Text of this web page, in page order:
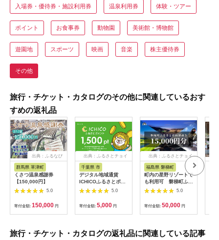
入場券・優待券・施設利用券 温泉利用券 体験・ツアー
ポイント お食事券 動物園 美術館・博物館
遊園地 スポーツ 映画 音楽 株主優待券
その他
旅行・チケット・カタログのその他に関連しているおす
すめの返礼品
出典：ふるなび
群馬県 草津町
くさつ温泉感謝券
【150,000円】
5.0
寄付金額: 150,000 円
出典：ふるさとチョイ
千葉県 市
デジタル地域通貨
ICHICOふるさとポイ
ント1,500pt
【12203-0284】
5.0
寄付金額: 5,000 円
出典：ふるさとチョイ
福島県 磐梯町
町内の星野リゾートで
も利用可 磐梯町ふる
さと応援感謝券
（15,000円分）
5.0
寄付金額: 50,000 円
旅行・チケット・カタログの返礼品に関連している記事